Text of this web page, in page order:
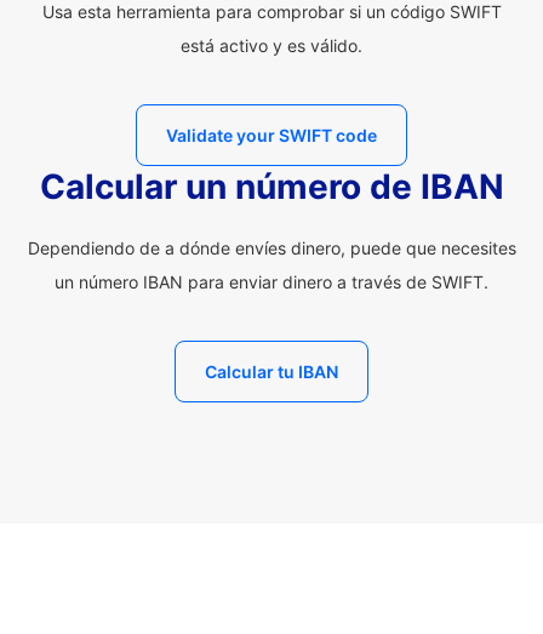
Usa esta herramienta para comprobar si un código SWIFT
está activo y es válido.
Validate your SWIFT code
Calcular un número de IBAN
Dependiendo de a dónde envíes dinero, puede que necesites
un número IBAN para enviar dinero a través de SWIFT.
Calcular tu IBAN